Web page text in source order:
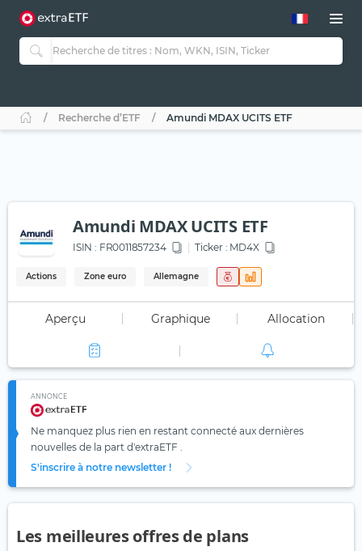
Recherche d’ETF Amundi MDAX UCITS ETF
Amundi MDAX UCITS ETF
ISIN : FR0011857234 Ticker : MD4X
Actions Zone euro Allemagne
Aperçu Graphique Allocation
ANNONCE
Ne manquez plus rien en restant connecté aux dernières
nouvelles de la part d'extraETF .
S'inscrire à notre newsletter !
Les meilleures offres de plans